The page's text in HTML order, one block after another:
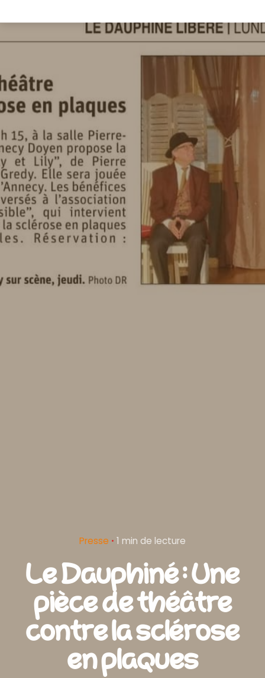
Presse 1 min de lecture
Le Dauphiné : Une
pièce de théâtre
contre la sclérose
en plaques